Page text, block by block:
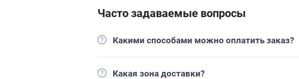
Часто задаваемые вопросы
Какими способами можно оплатить заказ?
Какая зона доставки?